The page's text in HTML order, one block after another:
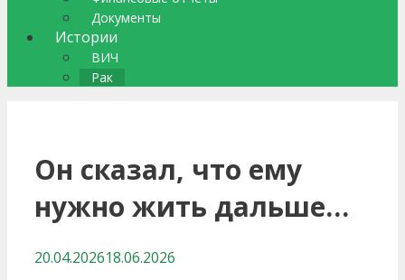
Документы
Истории
ВИЧ
Рак
Он сказал, что ему
нужно жить дальше…
20.04.202618.06.2026